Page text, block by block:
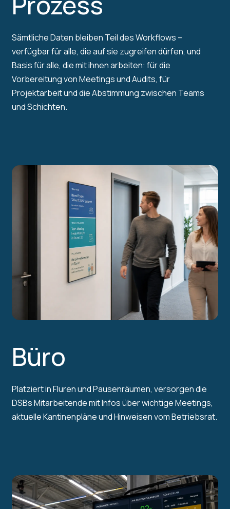
Sämtliche Daten bleiben Teil des Workflows –
verfügbar für alle, die auf sie zugreifen dürfen, und
Basis für alle, die mit ihnen arbeiten: für die
Vorbereitung von Meetings und Audits, für
Projektarbeit und die Abstimmung zwischen Teams
und Schichten.
Büro
Platziert in Fluren und Pausenräumen, versorgen die
DSBs Mitarbeitende mit Infos über wichtige Meetings,
aktuelle Kantinenpläne und Hinweisen vom Betriebsrat.